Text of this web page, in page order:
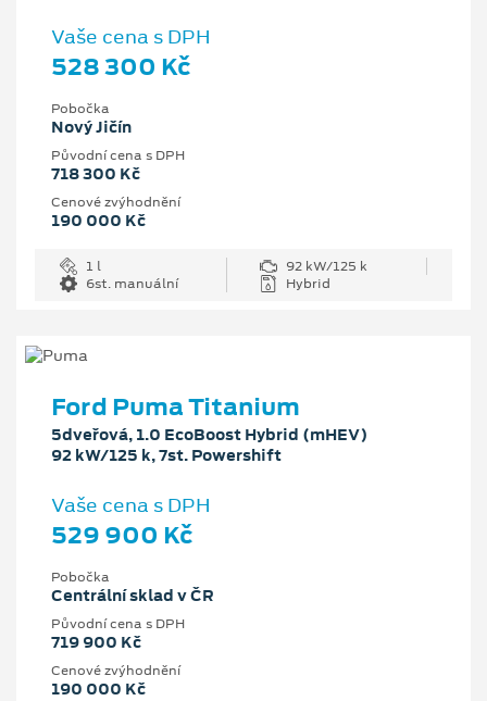
Vaše cena s DPH
528 300 Kč
Pobočka
Nový Jičín
Původní cena s DPH
718 300 Kč
Cenové zvýhodnění
190 000 Kč
1 l
92 kW/125 k
6st. manuální
Hybrid
Ford Puma Titanium
5dveřová, 1.0 EcoBoost Hybrid (mHEV)
92 kW/125 k, 7st. Powershift
Vaše cena s DPH
529 900 Kč
Pobočka
Centrální sklad v ČR
Původní cena s DPH
719 900 Kč
Cenové zvýhodnění
190 000 Kč